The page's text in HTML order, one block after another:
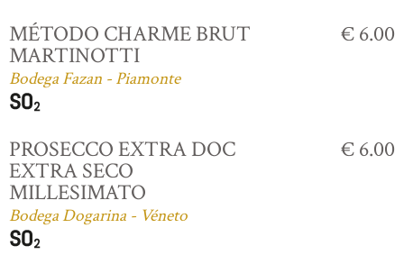
MÉTODO CHARME BRUT
MARTINOTTI
Bodega Fazan - Piamonte
€ 6.00
PROSECCO EXTRA DOC
EXTRA SECO
MILLESIMATO
Bodega Dogarina - Véneto
€ 6.00